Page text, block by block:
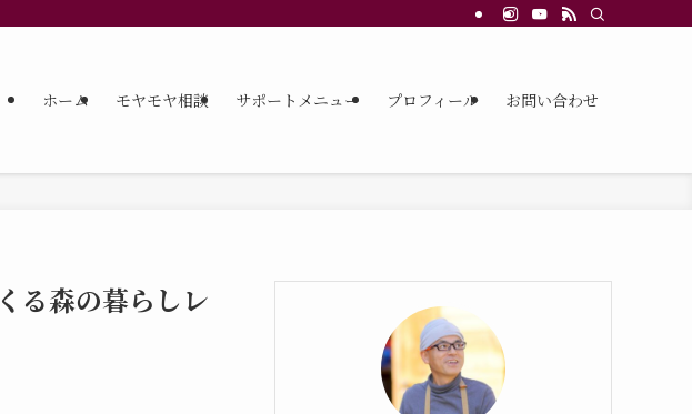
ホーム モヤモヤ相談 サポートメニュー プロフィール お問い合わせ
る森の暮らしレ